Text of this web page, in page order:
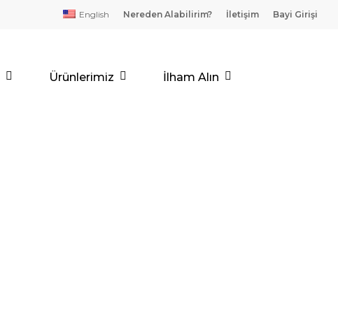
English Nereden Alabilirim? İletişim Bayi Girişi
Ürünlerimiz İlham Alın